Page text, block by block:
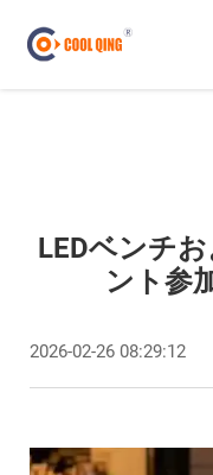
LEDベンチ
ント参
2026-02-26 08:29:12